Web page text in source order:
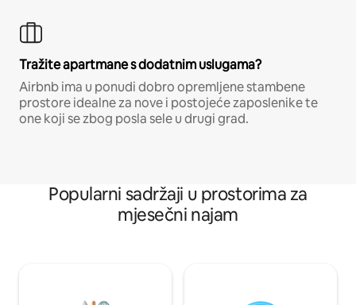
Tražite apartmane s dodatnim uslugama?
Airbnb ima u ponudi dobro opremljene stambene
prostore idealne za nove i postojeće zaposlenike te
one koji se zbog posla sele u drugi grad.
Popularni sadržaji u prostorima za
mjesečni najam